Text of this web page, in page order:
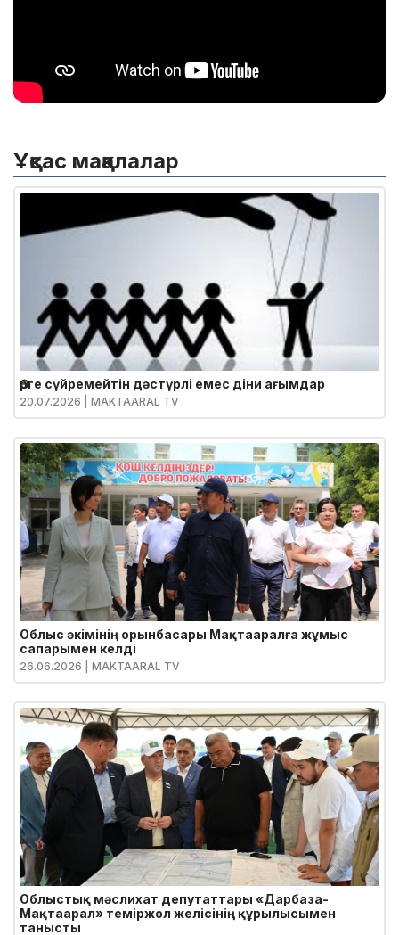
Ұқсас мақалалар
Өрге сүйремейтін дәстүрлі емес діни ағымдар
20.07.2026 | MAKTAARAL TV
Облыс әкімінің орынбасары Мақтааралға жұмыс
сапарымен келді
26.06.2026 | MAKTAARAL TV
Облыстық мәслихат депутаттары «Дарбаза-
Мақтаарал» теміржол желісінің құрылысымен
танысты